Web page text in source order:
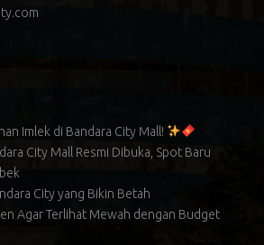
Imlek di Bandara City Mall!
City Mall Resmi Dibuka, Spot Baru
City yang Bikin Betah
Agar Terlihat Mewah dengan Budget